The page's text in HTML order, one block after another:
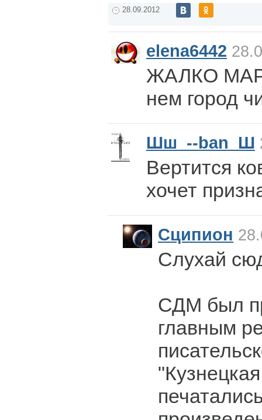
28.09.2012
elena6442
ЖАЛКО
нем город
Шш_--ban_Ш
Вертится
хочет
Сципион
Слухай
СДМ был
главным